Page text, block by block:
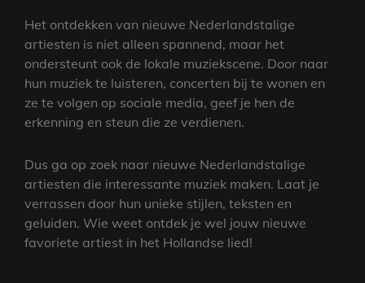
Het ontdekken van nieuwe Nederlandstalige
artiesten is niet alleen spannend, maar het
ondersteunt ook de lokale muziekscene. Door naar
hun muziek te luisteren, concerten bij te wonen en
ze te volgen op sociale media, geef je hen de
erkenning en steun die ze verdienen.
Dus ga op zoek naar nieuwe Nederlandstalige
artiesten die interessante muziek maken. Laat je
verrassen door hun unieke stijlen, teksten en
geluiden. Wie weet ontdek je wel jouw nieuwe
favoriete artiest in het Hollandse lied!